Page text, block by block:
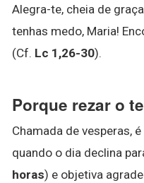
Alegra-te, cheia de
tenhas medo, Maria!
(Cf. Lc 1,26-30).
Porque rezar o
Chamada de vesperas,
quando o dia declina
horas) e objetiva